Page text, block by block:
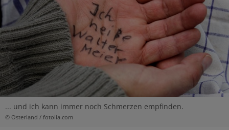
... und ich kann immer noch Schmerzen empfinden.
© Osterland / fotolia.com